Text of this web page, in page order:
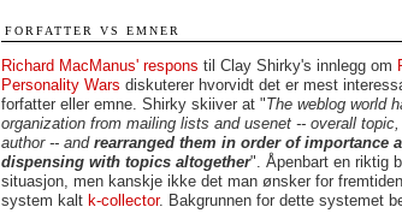
FORFATTER VS EMNER
Richard MacManus' respons til Clay Shirky's innlegg om
Personality Wars diskuterer hvorvidt det er mest
forfatter eller emne. Shirky skiiver at "The weblog world
organization from mailing lists and usenet -- overall
author -- and rearranged them in order of importance
dispensing with topics altogether". Åpenbart en riktig
situasjon, men kanskje ikke det man ønsker for
system kalt k-collector. Bakgrunnen for dette systemet